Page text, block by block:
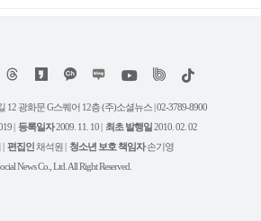
위
트
유
튜
틱
12 광화문 G스퀘어 12층 (주)소셜뉴스 | 02-3789-8900
| 등록일자2009. 11. 10 | 최초 발행일 2010. 02. 02
편집인 채석원 | 청소년 보호 책임자손기영
News Co., Ltd. All Right Reserved.